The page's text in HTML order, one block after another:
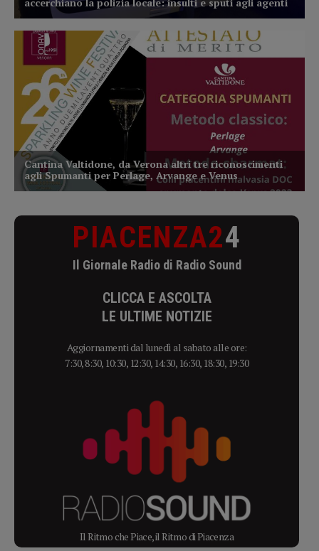
PIACENZA24
Il Giornale Radio di Radio Sound
CLICCA E ASCOLTA
LE ULTIME NOTIZIE
Aggiornamenti dal lunedì al sabato alle ore:
7:30, 8:30, 10:30, 12:30, 14:30, 16:30, 18:30, 19:30
Il Ritmo che Piace, il Ritmo di Piacenza